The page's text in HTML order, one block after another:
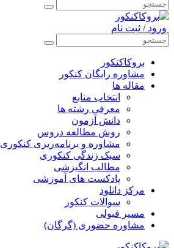
ورود / ثبت نام
بروکاکنکور
مشاوره رایگان کنکور
مقاله ها
انتخاب منابع
معرفی رشته ها
دانش آزمون
روش مطالعه دروس
مشاوره و برنامه‌ریزی کنکوری
سبک زندگی کنکوری
مطالب انگیزشی
پادکست های آموزشی
مرکز دانلود
سوالات کنکور
مسیر قبولی
مشاوره حضوری (گرگان)